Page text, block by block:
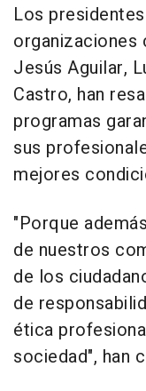
Los
organizaciones
Jesús Aguilar,
Castro, han
programas
sus
mejores
"Porque
de nuestros
de los
de
ética
sociedad", han